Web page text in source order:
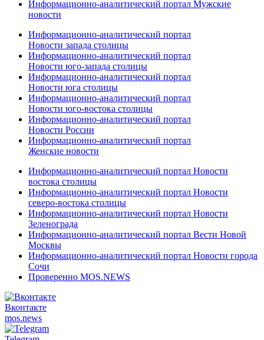
Информационно-аналитический портал Мужские
новости
Информационно-аналитический портал
Новости запада столицы
Информационно-аналитический портал
Новости юго-запада столицы
Информационно-аналитический портал
Новости юга столицы
Информационно-аналитический портал
Новости юго-востока столицы
Информационно-аналитический портал
Новости России
Информационно-аналитический портал
Женские новости
Информационно-аналитический портал Новости
востока столицы
Информационно-аналитический портал Новости
северо-востока столицы
Информационно-аналитический портал Новости
Зеленограда
Информационно-аналитический портал Вести Новой
Москвы
Информационно-аналитический портал Новости города
Сочи
Проверенно MOS.NEWS
Вконтакте
mos.news